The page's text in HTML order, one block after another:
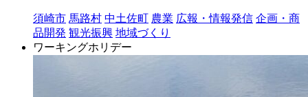
須崎市 馬路村 中土佐町 農業 広報・情報発信 企画・商
品開発 観光振興 地域づくり
ワーキングホリデー